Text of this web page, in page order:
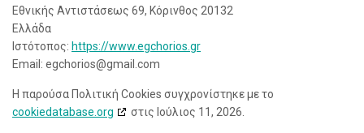
Εθνικής Αντιστάσεως 69, Κόρινθος 20132
Ελλάδα
Ιστότοπος: https://www.egchorios.gr
Email: egchorios@gmail.com
Η παρούσα Πολιτική Cookies συγχρονίστηκε με το
cookiedatabase.org
στις Ιούλιος 11, 2026.